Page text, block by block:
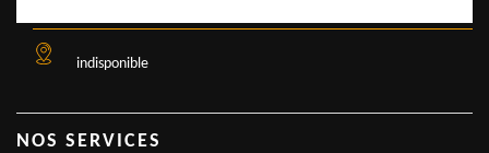
indisponible
NOS SERVICES